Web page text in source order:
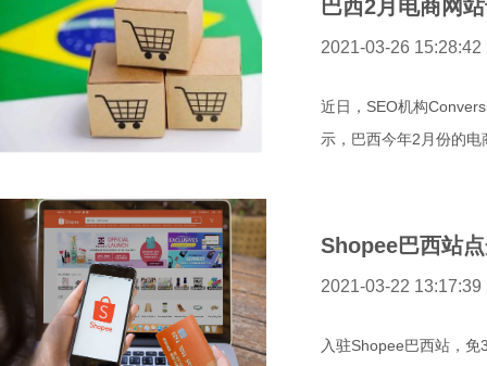
巴西2月电商网
2021-03-26 15:28:42
近日，SEO机构
示，巴西今年2月份的
Shopee巴西站
2021-03-22 13:17:39
入驻Shopee巴西站，